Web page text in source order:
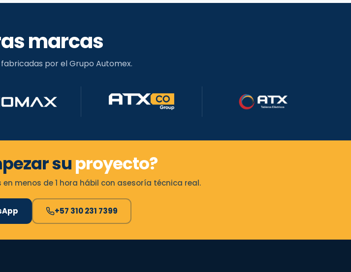
marcas
por el Grupo Automex.
suproyecto?
menos de 1 hora hábil con asesoría técnica real.
+57 310 231 7399